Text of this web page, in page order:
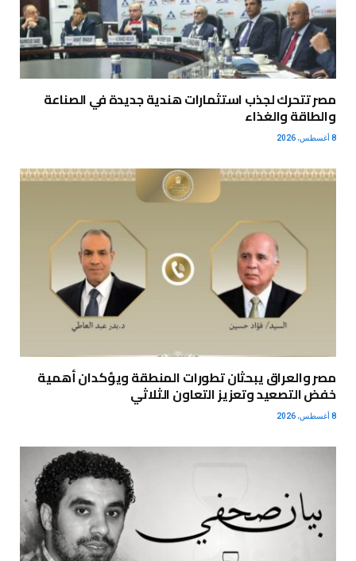
مصر تتحرك لجذب استثمارات هندية جديدة في الصناعة
والطاقة والغذاء
8 أغسطس، 2026
مصر والعراق يبحثان تطورات المنطقة ويؤكدان أهمية
خفض التصعيد وتعزيز التعاون الثلاثي
8 أغسطس، 2026